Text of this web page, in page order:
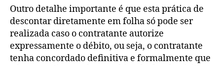
Outro detalhe importante é que esta prática de
descontar diretamente em folha só pode ser
realizada caso o contratante autorize
expressamente o débito, ou seja, o contratante
tenha concordado definitiva e formalmente que